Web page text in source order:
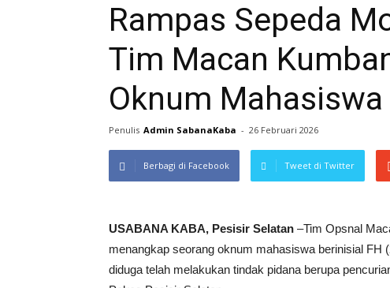
Rampas Sepeda
Tim Macan
Oknum
Penulis Admin SabanaKaba - 26 Februari 2026
Berbagi di Facebook Tweet di Twitter
USABANA KABA, Pesisir Selatan –Tim Opsnal
menangkap seorang oknum mahasiswa berinisial FH
diduga telah melakukan tindak pidana berupa